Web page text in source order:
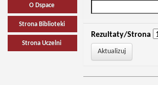
O Dspace
Strona Biblioteki
Strona Uczelni
Rezultaty/Strona